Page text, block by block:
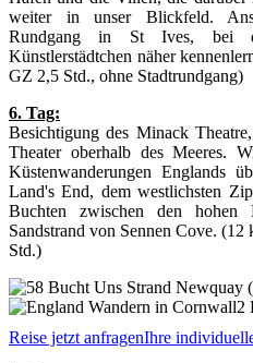
weiter in unser Blickfeld.
Rundgang in St Ives, bei
Künstlerstädtchen näher
GZ 2,5 Std., ohne Stadtrundgang)
6. Tag:
Besichtigung des Minack
Theater oberhalb des Meeres.
Küstenwanderungen Englands
Land's End, dem westlichsten
Buchten zwischen den
Sandstrand von Sennen Cove.
Std.)
Reise jetzt anfragenIhre